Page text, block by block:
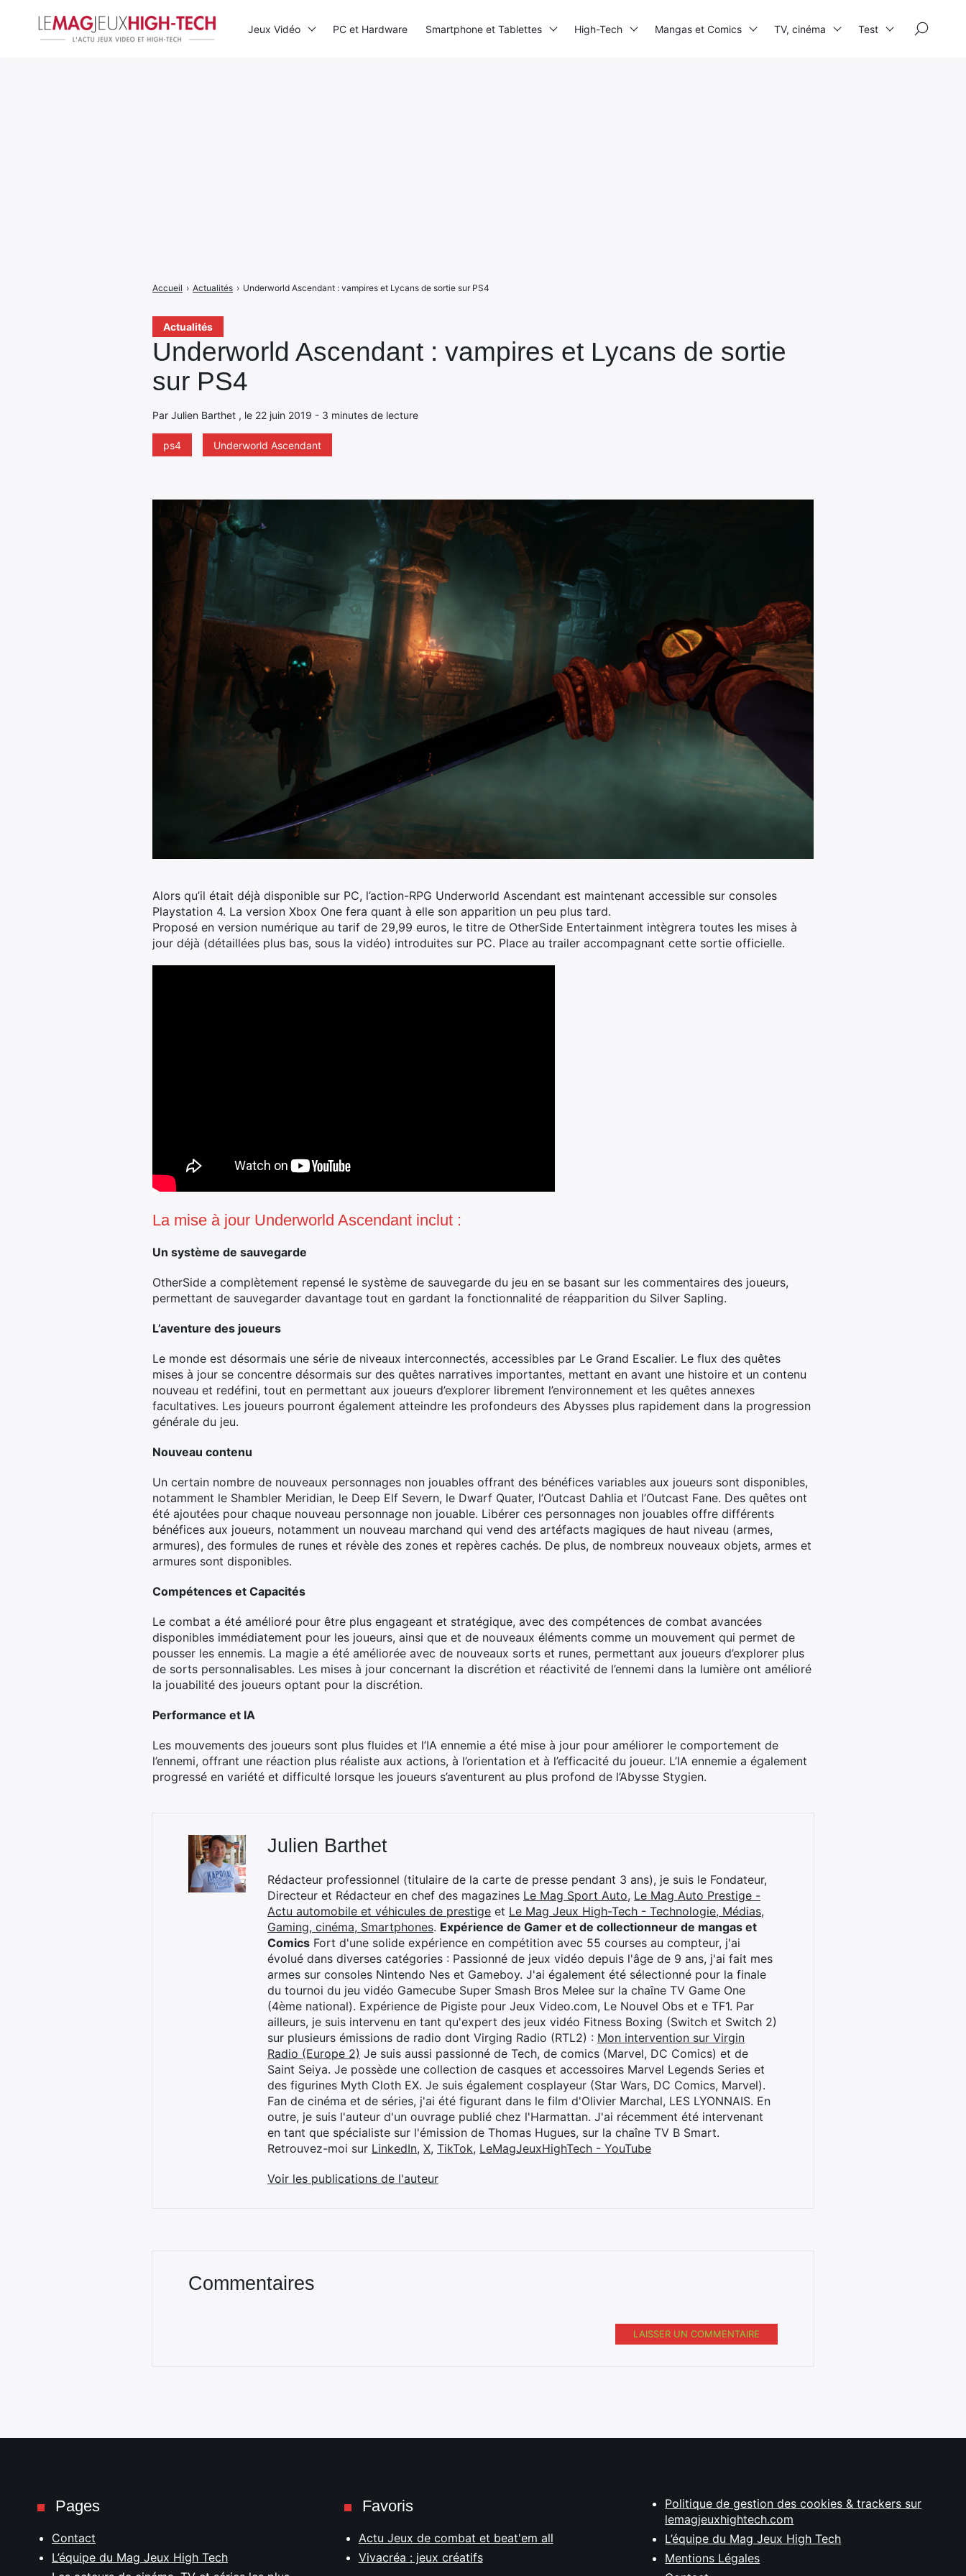
Actualités
Underworld Ascendant : vampires et Lycans de sortie
sur PS4
Par Julien Barthet , le 22 juin 2019 - 3 minutes de lecture
ps4 Underworld Ascendant
Accueil › Actualités › Underworld Ascendant : vampires et Lycans de sortie sur PS4
Alors qu’il était déjà disponible sur PC, l’action-RPG Underworld Ascendant est maintenant accessible sur consoles
Playstation 4. La version Xbox One fera quant à elle son apparition un peu plus tard.
Proposé en version numérique au tarif de 29,99 euros, le titre de OtherSide Entertainment intègrera toutes les mises à
jour déjà (détaillées plus bas, sous la vidéo) introduites sur PC. Place au trailer accompagnant cette sortie officielle.
La mise à jour Underworld Ascendant inclut :
Un système de sauvegarde
OtherSide a complètement repensé le système de sauvegarde du jeu en se basant sur les commentaires des joueurs,
permettant de sauvegarder davantage tout en gardant la fonctionnalité de réapparition du Silver Sapling.
L’aventure des joueurs
Le monde est désormais une série de niveaux interconnectés, accessibles par Le Grand Escalier. Le flux des quêtes
mises à jour se concentre désormais sur des quêtes narratives importantes, mettant en avant une histoire et un contenu
nouveau et redéfini, tout en permettant aux joueurs d’explorer librement l’environnement et les quêtes annexes
facultatives. Les joueurs pourront également atteindre les profondeurs des Abysses plus rapidement dans la progression
générale du jeu.
Nouveau contenu
Un certain nombre de nouveaux personnages non jouables offrant des bénéfices variables aux joueurs sont disponibles,
notamment le Shambler Meridian, le Deep Elf Severn, le Dwarf Quater, l’Outcast Dahlia et l’Outcast Fane. Des quêtes ont
été ajoutées pour chaque nouveau personnage non jouable. Libérer ces personnages non jouables offre différents
bénéfices aux joueurs, notamment un nouveau marchand qui vend des artéfacts magiques de haut niveau (armes,
armures), des formules de runes et révèle des zones et repères cachés. De plus, de nombreux nouveaux objets, armes et
armures sont disponibles.
Compétences et Capacités
Le combat a été amélioré pour être plus engageant et stratégique, avec des compétences de combat avancées
disponibles immédiatement pour les joueurs, ainsi que et de nouveaux éléments comme un mouvement qui permet de
pousser les ennemis. La magie a été améliorée avec de nouveaux sorts et runes, permettant aux joueurs d’explorer plus
de sorts personnalisables. Les mises à jour concernant la discrétion et réactivité de l’ennemi dans la lumière ont amélioré
la jouabilité des joueurs optant pour la discrétion.
Performance et IA
Les mouvements des joueurs sont plus fluides et l’IA ennemie a été mise à jour pour améliorer le comportement de
l’ennemi, offrant une réaction plus réaliste aux actions, à l’orientation et à l’efficacité du joueur. L’IA ennemie a également
progressé en variété et difficulté lorsque les joueurs s’aventurent au plus profond de l’Abysse Stygien.
Julien Barthet
Rédacteur professionnel (titulaire de la carte de presse pendant 3 ans), je suis le Fondateur,
Directeur et Rédacteur en chef des magazines Le Mag Sport Auto, Le Mag Auto Prestige -
Actu automobile et véhicules de prestige et Le Mag Jeux High-Tech - Technologie, Médias,
Gaming, cinéma, Smartphones. Expérience de Gamer et de collectionneur de mangas et
Comics Fort d'une solide expérience en compétition avec 55 courses au compteur, j'ai
évolué dans diverses catégories : Passionné de jeux vidéo depuis l'âge de 9 ans, j'ai fait mes
armes sur consoles Nintendo Nes et Gameboy. J'ai également été sélectionné pour la finale
du tournoi du jeu vidéo Gamecube Super Smash Bros Melee sur la chaîne TV Game One
(4ème national). Expérience de Pigiste pour Jeux Video.com, Le Nouvel Obs et e TF1. Par
ailleurs, je suis intervenu en tant qu'expert des jeux vidéo Fitness Boxing (Switch et Switch 2)
sur plusieurs émissions de radio dont Virging Radio (RTL2) : Mon intervention sur Virgin
Radio (Europe 2) Je suis aussi passionné de Tech, de comics (Marvel, DC Comics) et de
Saint Seiya. Je possède une collection de casques et accessoires Marvel Legends Series et
des figurines Myth Cloth EX. Je suis également cosplayeur (Star Wars, DC Comics, Marvel).
Fan de cinéma et de séries, j'ai été figurant dans le film d'Olivier Marchal, LES LYONNAIS. En
outre, je suis l'auteur d'un ouvrage publié chez l'Harmattan. J'ai récemment été intervenant
en tant que spécialiste sur l'émission de Thomas Hugues, sur la chaîne TV B Smart.
Retrouvez-moi sur LinkedIn, X, TikTok, LeMagJeuxHighTech - YouTube
Voir les publications de l'auteur
Commentaires
LAISSER UN COMMENTAIRE
Jeux Vidéo PC et Hardware Smartphone et Tablettes High-Tech Mangas et Comics TV, cinéma Test
Pages
Contact
L’équipe du Mag Jeux High Tech
Favoris
Actu Jeux de combat et beat'em all
Vivacréa : jeux créatifs
Politique de gestion des cookies & trackers sur
lemagjeuxhightech.com
L’équipe du Mag Jeux High Tech
Mentions Légales